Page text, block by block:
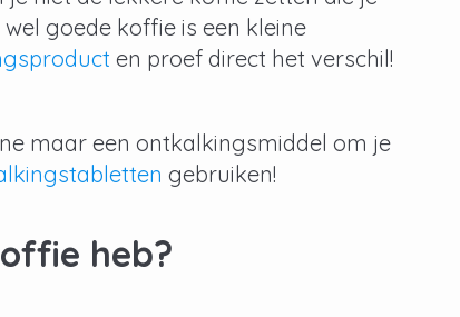
goede koffie is een kleine
en proef direct het verschil!
maar een ontkalkingsmiddel om je
gebruiken!
heb?